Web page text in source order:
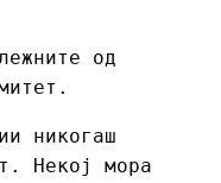
од
никогаш
Некој мора